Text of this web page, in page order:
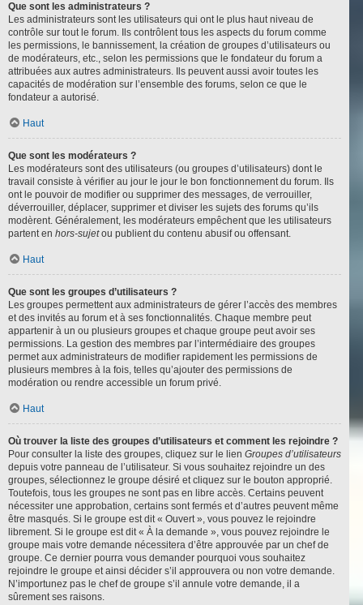
Que sont les administrateurs ?
Les administrateurs sont les utilisateurs qui ont le plus haut niveau de
contrôle sur tout le forum. Ils contrôlent tous les aspects du forum comme
les permissions, le bannissement, la création de groupes d’utilisateurs ou
de modérateurs, etc., selon les permissions que le fondateur du forum a
attribuées aux autres administrateurs. Ils peuvent aussi avoir toutes les
capacités de modération sur l’ensemble des forums, selon ce que le
fondateur a autorisé.
Haut
Que sont les modérateurs ?
Les modérateurs sont des utilisateurs (ou groupes d’utilisateurs) dont le
travail consiste à vérifier au jour le jour le bon fonctionnement du forum. Ils
ont le pouvoir de modifier ou supprimer des messages, de verrouiller,
déverrouiller, déplacer, supprimer et diviser les sujets des forums qu’ils
modèrent. Généralement, les modérateurs empêchent que les utilisateurs
partent en hors-sujetou publient du contenu abusif ou offensant.
Haut
Que sont les groupes d’utilisateurs ?
Les groupes permettent aux administrateurs de gérer l’accès des membres
et des invités au forum et à ses fonctionnalités. Chaque membre peut
appartenir à un ou plusieurs groupes et chaque groupe peut avoir ses
permissions. La gestion des membres par l’intermédiaire des groupes
permet aux administrateurs de modifier rapidement les permissions de
plusieurs membres à la fois, telles qu’ajouter des permissions de
modération ou rendre accessible un forum privé.
Haut
Où trouver la liste des groupes d’utilisateurs et comment les rejoindre ?
Pour consulter la liste des groupes, cliquez sur le lien Groupes d’utilisateurs
depuis votre panneau de l’utilisateur. Si vous souhaitez rejoindre un des
groupes, sélectionnez le groupe désiré et cliquez sur le bouton approprié.
Toutefois, tous les groupes ne sont pas en libre accès. Certains peuvent
nécessiter une approbation, certains sont fermés et d’autres peuvent même
être masqués. Si le groupe est dit « Ouvert », vous pouvez le rejoindre
librement. Si le groupe est dit « À la demande », vous pouvez rejoindre le
groupe mais votre demande nécessitera d’être approuvée par un chef de
groupe. Ce dernier pourra vous demander pourquoi vous souhaitez
rejoindre le groupe et ainsi décider s’il approuvera ou non votre demande.
N’importunez pas le chef de groupe s’il annule votre demande, il a
sûrement ses raisons.